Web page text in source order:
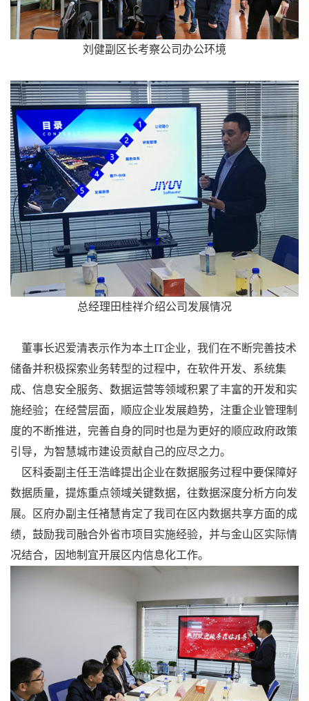
刘健副区长考察公司办公环境
总经理田桂祥介绍公司发展情况
董事长迟爱清表示作为本土IT企业，我们在不断完善技术
储备并积极探索业务转型的过程中，在软件开发、系统集
成、信息安全服务、数据运营等领域积累了丰富的开发和实
施经验；在经营层面，顺应企业发展趋势，注重企业管理制
度的不断推进，完善自身的同时也是为更好的顺应政府政策
引导，为智慧城市建设贡献自己的应尽之力。
区科委副主任王浩峰提出企业在数据服务过程中要保障好
数据质量，提炼重点领域关键数据，往数据深度分析方向发
展。区府办副主任褚慧肯定了我司在区内数据共享方面的成
绩，鼓励我司融合外省市项目实施经验，并与金山区实际情
况结合，因地制宜开展区内信息化工作。